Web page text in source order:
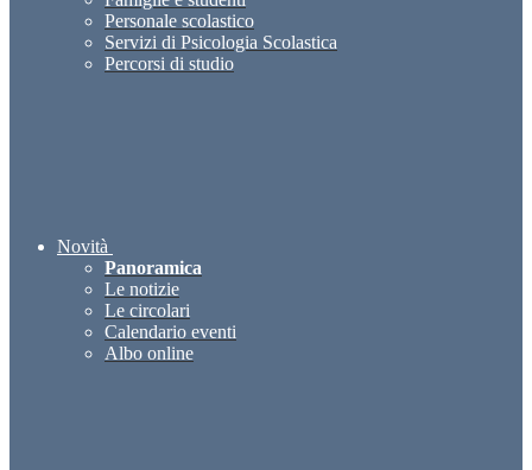
Personale scolastico
Servizi di Psicologia Scolastica
Percorsi di studio
Novità
Panoramica
Le notizie
Le circolari
Calendario eventi
Albo online